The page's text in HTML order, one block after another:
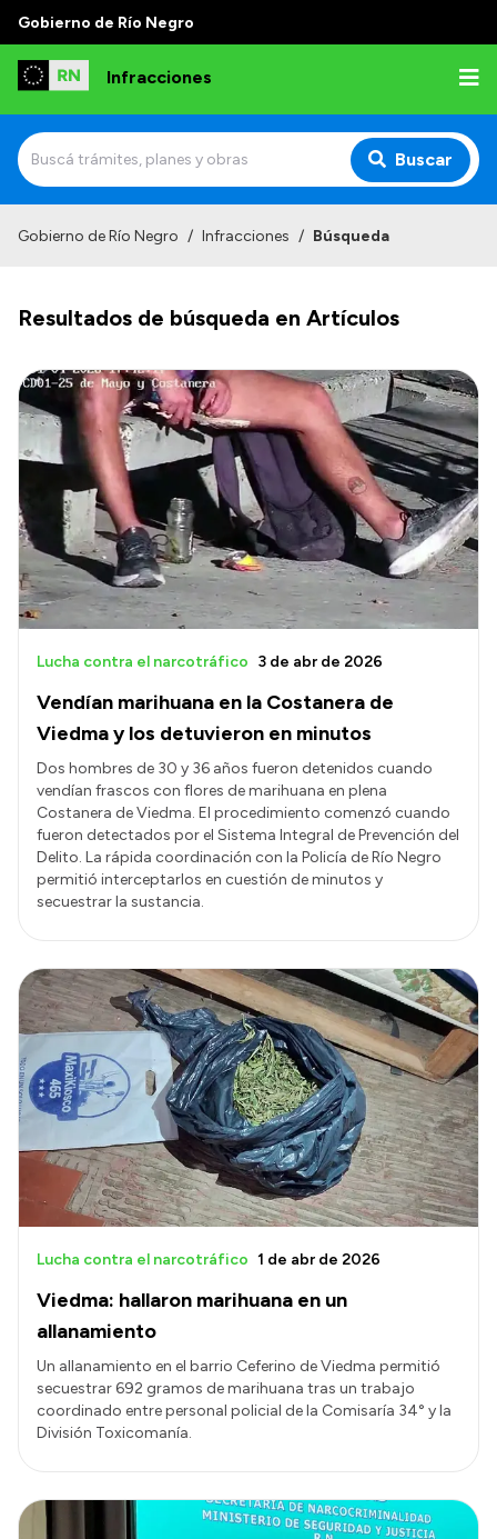
Gobierno de Río Negro
Infracciones
Buscar
Competencias
Autoridades
Normativa
Institucional
Misión
Autoridades
Delegaciones
Normativa
Gobierno de Río Negro / Infracciones / Búsqueda
Resultados de búsqueda en Artículos
Vendían marihuana en la Costanera de
Viedma y los detuvieron en minutos
Lucha contra el narcotráfico 3 de abr de 2026
Dos hombres de 30 y 36 años fueron detenidos cuando
vendían frascos con flores de marihuana en plena
Costanera de Viedma. El procedimiento comenzó cuando
fueron detectados por el Sistema Integral de Prevención del
Delito. La rápida coordinación con la Policía de Río Negro
permitió interceptarlos en cuestión de minutos y
secuestrar la sustancia.
Viedma: hallaron marihuana en un
allanamiento
Lucha contra el narcotráfico 1 de abr de 2026
Un allanamiento en el barrio Ceferino de Viedma permitió
secuestrar 692 gramos de marihuana tras un trabajo
coordinado entre personal policial de la Comisaría 34° y la
División Toxicomanía.